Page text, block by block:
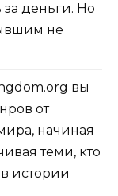
деньги. Но
не
вы
от
начиная
теми, кто
истории